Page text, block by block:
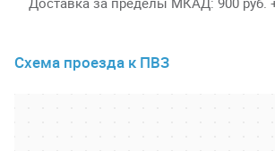
Схема проезда к ПВЗ